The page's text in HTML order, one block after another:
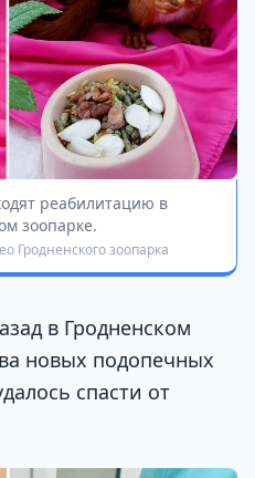
реабилитацию в
зоопарке.
Гродненского зоопарка
в Гродненском
новых подопечных
спасти от